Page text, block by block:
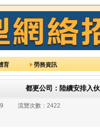
育 勞務資訊
都更公司：陸續安排入伙
流覽次數： 2422